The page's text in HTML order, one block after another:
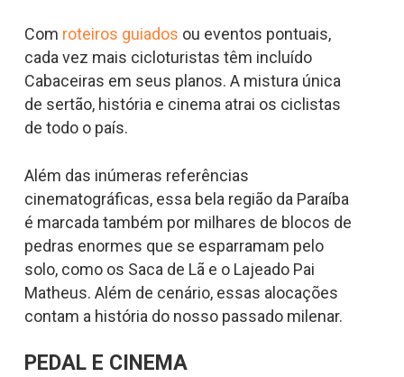
Com roteiros guiados ou eventos pontuais,
cada vez mais cicloturistas têm incluído
Cabaceiras em seus planos. A mistura única
de sertão, história e cinema atrai os ciclistas
de todo o país.
Além das inúmeras referências
cinematográficas, essa bela região da Paraíba
é marcada também por milhares de blocos de
pedras enormes que se esparramam pelo
solo, como os Saca de Lã e o Lajeado Pai
Matheus. Além de cenário, essas alocações
contam a história do nosso passado milenar.
PEDAL E CINEMA